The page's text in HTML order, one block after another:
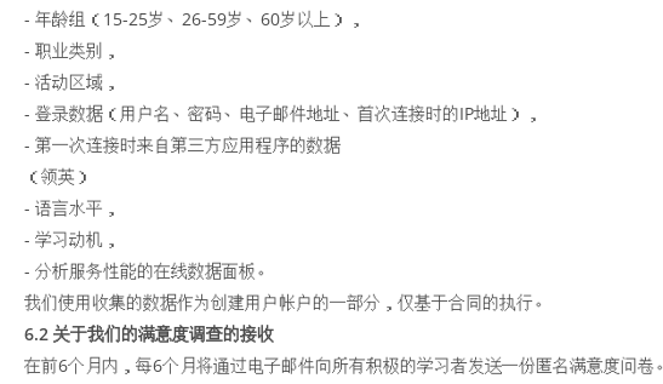
- 年龄组（15-25岁、26-59岁、60岁以上），
- 职业类别，
- 活动区域，
- 登录数据（用户名、密码、电子邮件地址、首次连接时的IP地址），
- 第一次连接时来自第三方应用程序的数据
（领英）
- 语言水平，
- 学习动机，
- 分析服务性能的在线数据面板。
我们使用收集的数据作为创建用户帐户的一部分，仅基于合同的执行。
6.2 关于我们的满意度调查的接收
在前6个月内，每6个月将通过电子邮件向所有积极的学习者发送一份匿名满意度问卷。